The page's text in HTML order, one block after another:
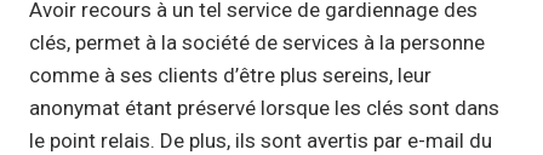
Avoir recours à un tel service de gardiennage des
clés, permet à la société de services à la personne
comme à ses clients d’être plus sereins, leur
anonymat étant préservé lorsque les clés sont dans
le point relais. De plus, ils sont avertis par e-mail du